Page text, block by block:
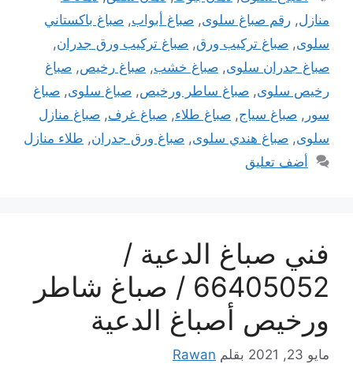
منازل, رقم صباغ سلوى, صباغ أبواب, صباغ باكستاني
سلوى, صباغ تركيب ورق, صباغ تركيب ورق جدران,
صباغ جدران سلوى, صباغ خشب, صباغ رخيص, صباغ
رخيص سلوى, صباغ ساطر ورخيص, صباغ سلوى, صباغ
سور , صباغ سياج, صباغ طلاء, صباغ غرف, صباغ منازل
سلوى, صباغ هندي سلوى, صباغ ورق جدران, طلاء منازل
أضف تعليق
فني صباغ الدعية /
66405052 / صباغ شاطر
ورخيص أصباغ الدعية
مايو 23, 2021 بقلم Rawan